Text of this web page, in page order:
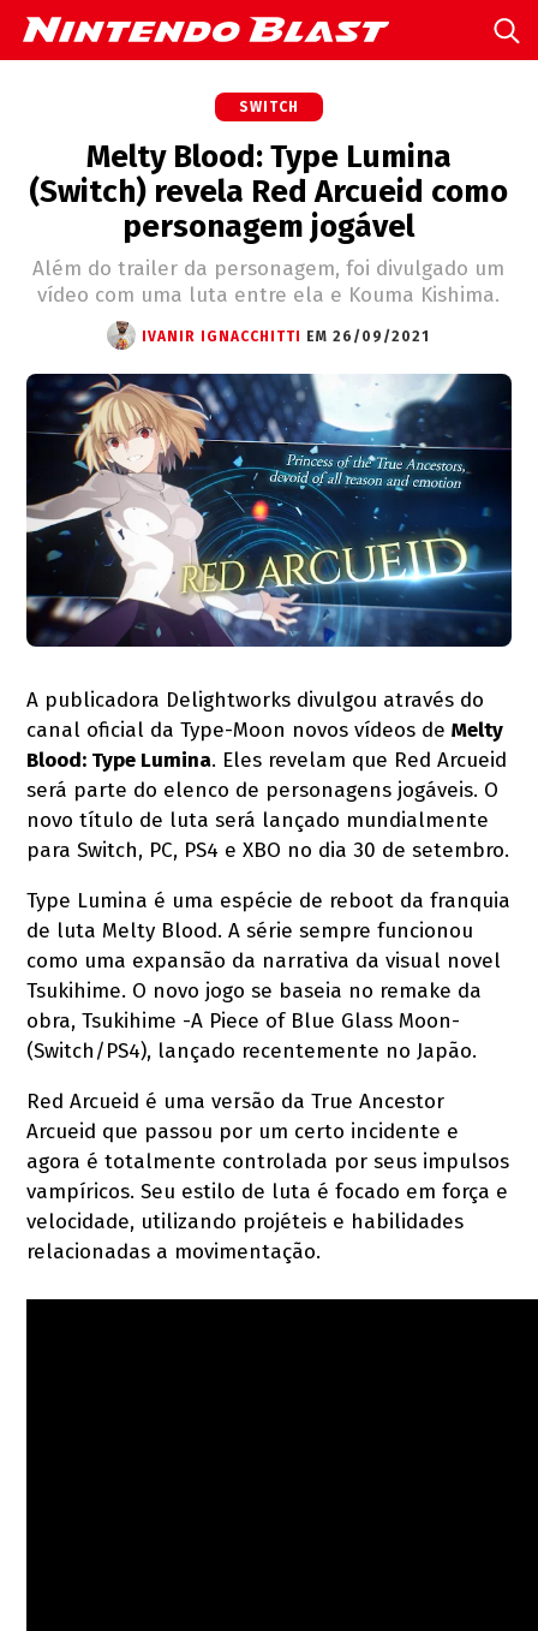
SWITCH
Melty Blood: Type Lumina
(Switch) revela Red Arcueid como
personagem jogável
Além do trailer da personagem, foi divulgado um
vídeo com uma luta entre ela e Kouma Kishima.
IVANIR IGNACCHITTI EM 26/09/2021
A publicadora Delightworks divulgou através do
canal oficial da Type-Moon novos vídeos deMelty
Blood: Type Lumina. Eles revelam que Red Arcueid
será parte do elenco de personagens jogáveis. O
novo título de luta será lançado mundialmente
para Switch, PC, PS4 e XBO no dia 30 de setembro.
Type Lumina é uma espécie de reboot da franquia
de luta Melty Blood. A série sempre funcionou
como uma expansão da narrativa da visual novel
Tsukihime. O novo jogo se baseia no remake da
obra, Tsukihime -A Piece of Blue Glass Moon-
(Switch/PS4), lançado recentemente no Japão.
Red Arcueid é uma versão da True Ancestor
Arcueid que passou por um certo incidente e
agora é totalmente controlada por seus impulsos
vampíricos. Seu estilo de luta é focado em força e
velocidade, utilizando projéteis e habilidades
relacionadas a movimentação.